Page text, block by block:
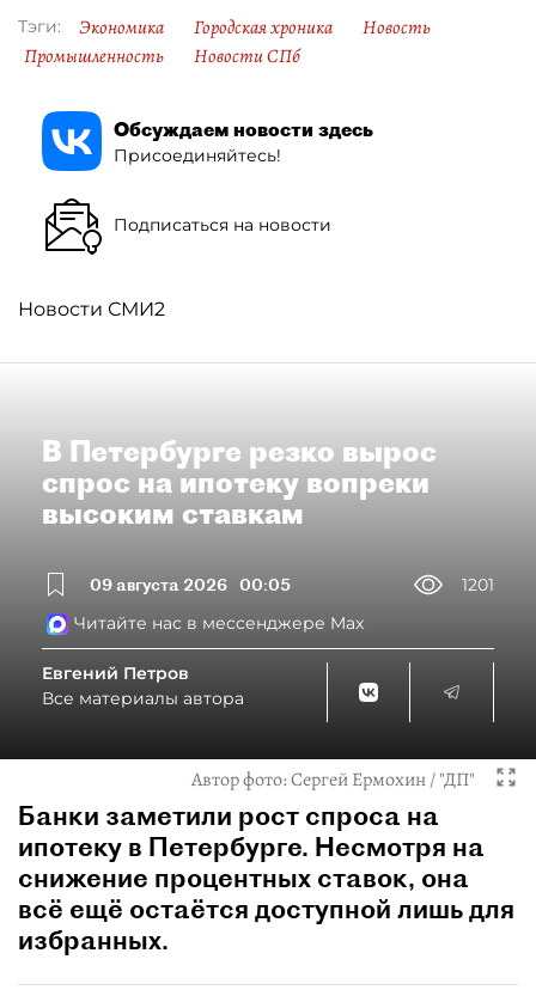
Тэги: Экономика Городская хроника
Новость
Промышленность
Новости СПб
Обсуждаем новости здесь
Присоединяйтесь!
Подписаться на новости
Новости СМИ2
В Петербурге резко вырос
спрос на ипотеку вопреки
высоким ставкам
09 августа 2026 00:05
1201
Читайте нас в мессенджере Max
Евгений Петров
Все материалы автора
Автор фото:Сергей Ермохин / "ДП"
Банки заметили рост спроса на
ипотеку в Петербурге. Несмотря на
снижение процентных ставок, она
всё ещё остаётся доступной лишь для
избранных.